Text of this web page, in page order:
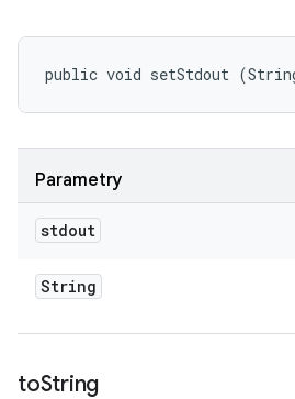
public void setStdout
Parametry
stdout
String
toString